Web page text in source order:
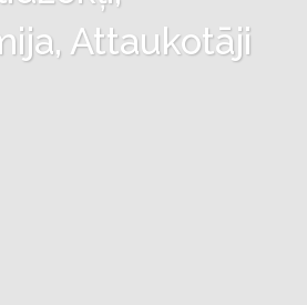
Attaukotāji